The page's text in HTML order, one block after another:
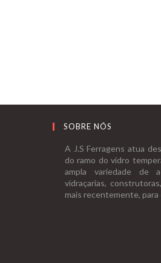
SOBRE NÓS
A J.S Ferragens atua
do ramo do vidro
ampla variedade de
vidraçarias,
mais recentemente, para